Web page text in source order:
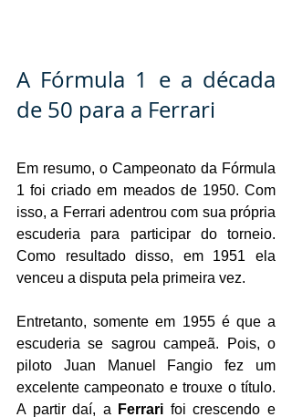
A Fórmula 1 e a década
de 50 para a Ferrari
Em resumo, o Campeonato da Fórmula
1 foi criado em meados de 1950. Com
isso, a Ferrari adentrou com sua própria
escuderia para participar do torneio.
Como resultado disso, em 1951 ela
venceu a disputa pela primeira vez.
Entretanto, somente em 1955 é que a
escuderia se sagrou campeã. Pois, o
piloto Juan Manuel Fangio fez um
excelente campeonato e trouxe o título.
A partir daí, a
Ferrari foi crescendo e